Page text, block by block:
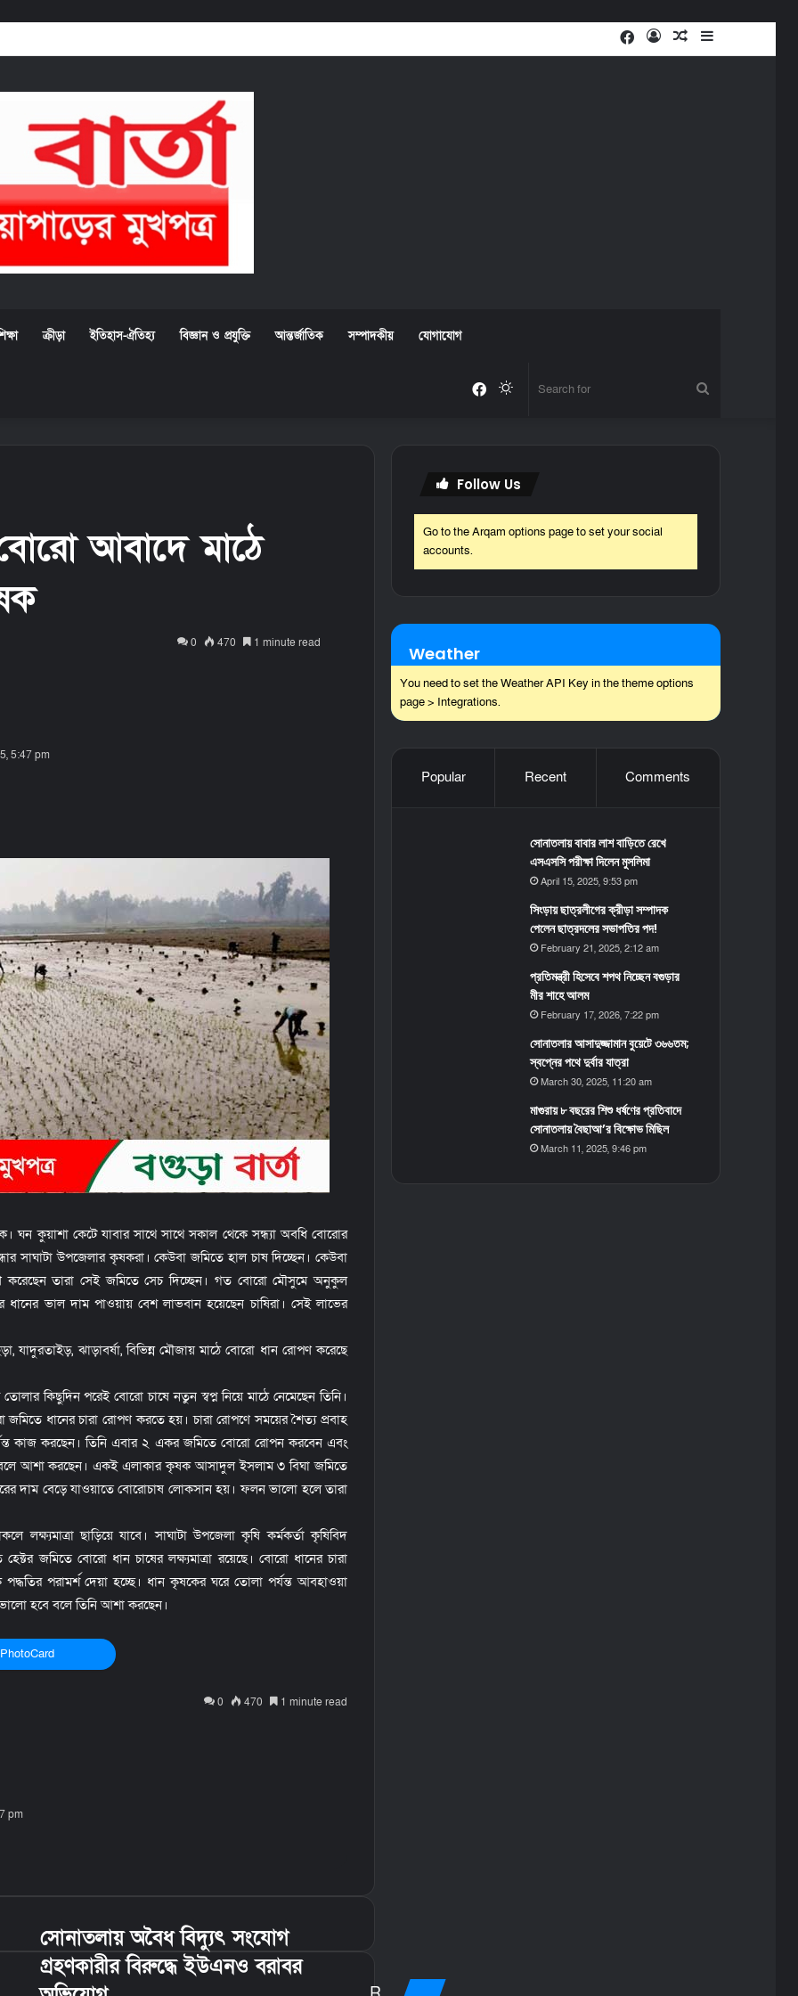
Random
Log
Facebook
ক্রীড়া ইতিহাস-ঐতিহ্য বিজ্ঞান ও প্রযুক্তি আন্তর্জাতিক সম্পাদকীয় যোগাযোগ
Switch
Facebook
আবাদে মাঠে
5:47 pm
0 470 1 minute read
ঘন কুয়াশা কেটে যাবার সাথে সাথে সকাল থেকে সন্ধ্যা অবধি বোরোর
সাঘাটা উপজেলার কৃষকরা। কেউবা জমিতে হাল চাষ দিচ্ছেন। কেউবা
করেছেন তারা সেই জমিতে সেচ দিচ্ছেন। গত বোরো মৌসুমে অনুকুল
ভাল দাম পাওয়ায় বেশ লাভবান হয়েছেন চাষিরা। সেই লাভের
যাদুরতাইড়, ঝাড়াবর্ষা, বিভিন্ন মৌজায় মাঠে বোরো ধান রোপণ করেছে
কিছুদিন পরেই বোরো চাষে নতুন স্বপ্ন নিয়ে মাঠে নেমেছেন তিনি।
ধানের চারা রোপণ করতে হয়। চারা রোপণে সময়ের শৈত্য প্রবাহ
কাজ করছেন। তিনি এবার ২ একর জমিতে বোরো রোপন করবেন এবং
আশা করছেন। একই এলাকার কৃষক আসাদুল ইসলাম ৩ বিঘা জমিতে
দাম বেড়ে যাওয়াতে বোরোচাষ লোকসান হয়। ফলন ভালো হলে তারা
ছাড়িয়ে যাবে। সাঘাটা উপজেলা কৃষি কর্মকর্তা কৃষিবিদ
জমিতে বোরো ধান চাষের লক্ষ্যমাত্রা রয়েছে। বোরো ধানের চারা
পরামর্শ দেয়া হচ্ছে। ধান কৃষকের ঘরে তোলা পর্যন্ত আবহাওয়া
হবে বলে তিনি আশা করছেন।
PhotoCard
pm
0 470 1 minute read
সোনাতলায় অবৈধ বিদ্যুৎ সংযোগ
গ্রহণকারীর বিরুদ্ধে ইউএনও বরাবর
Follow Us
Go to the Arqam options page to set your social
accounts.
Weather
You need to set the Weather API Key in the theme options
page > Integrations.
Popular Recent Comments
সোনাতলায় বাবার লাশ বাড়িতে রেখে
এসএসসি পরীক্ষা দিলেন মুসলিমা
April 15, 2025, 9:53 pm
সিংড়ায় ছাত্রলীগের ক্রীড়া সম্পাদক
পেলেন ছাত্রদলের সভাপতির পদ!
February 21, 2025, 2:12 am
প্রতিমন্ত্রী হিসেবে শপথ নিচ্ছেন বগুড়ার
মীর শাহে আলম
February 17, 2026, 7:22 pm
সোনাতলার আসাদুজ্জামান বুয়েটে ৩৬৬তম;
স্বপ্নের পথে দুর্বার যাত্রা
March 30, 2025, 11:20 am
মাগুরায় ৮ বছরের শিশু ধর্ষণের প্রতিবাদে
সোনাতলায় বৈছাআ’র বিক্ষোভ মিছিল
March 11, 2025, 9:46 pm